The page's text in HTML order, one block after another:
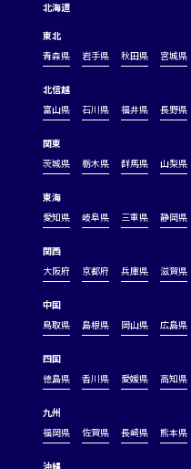
北海道
東北
青森県
岩手県 秋田県 宮城県
北信越
富山県
石川県 福井県 長野県
関東
茨城県
栃木県 群馬県 山梨県
東海
愛知県
岐阜県 三重県 静岡県
関西
大阪府
京都府 兵庫県 滋賀県
中国
鳥取県
島根県 岡山県 広島県
四国
徳島県
香川県 愛媛県 高知県
九州
福岡県
佐賀県 長崎県 熊本県